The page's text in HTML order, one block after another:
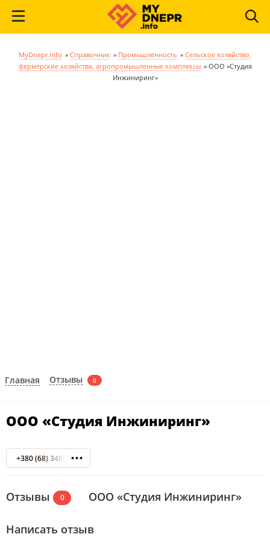
MyDnepr.info » Справочник » Промышленность » Сельское хозяйство,
фермерские хозяйства, агропромышленные комплексы » ООО «Студия
Инжиниринг»
Главная Отзывы 0
ООО «Студия Инжиниринг»
+380 (68) 3488778 Киевстар
Отзывы 0 ООО «Студия Инжиниринг»
Написать отзыв